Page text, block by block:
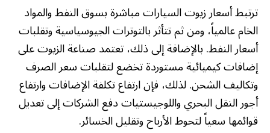
ترتبط أسعار زيوت السيارات مباشرة بسوق النفط والمواد
الخام عالمياً، ومن ثم تتأثر بالتوترات الجيوسياسية وتقلبات
أسعار النفط. بالإضافة إلى ذلك، تعتمد صناعة الزيوت على
إضافات كيميائية مستوردة تخضع لتقلبات سعر الصرف
وتكاليف الشحن. لذلك، فإن ارتفاع تكلفة الإضافات وارتفاع
أجور النقل البحري واللوجيستيات دفع الشركات إلى تعديل
قوائمها سعياً لتحوط الأرباح وتقليل الخسائر.